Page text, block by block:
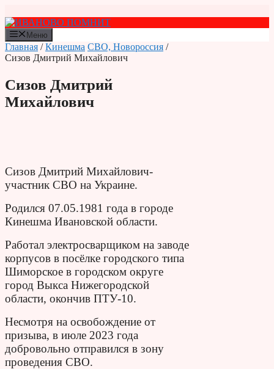
к
содержимому
Меню
Главная /Кинешма СВО, Новороссия /
Сизов Дмитрий Михайлович
Сизов Дмитрий
Михайлович
Сизов Дмитрий Михайлович-
участник СВО на Украине.
Родился 07.05.1981 года в городе
Кинешма Ивановской области.
Работал электросварщиком на заводе
корпусов в посёлке городского типа
Шиморское в городском округе
город Выкса Нижегородской
области, окончив ПТУ‑10.
Несмотря на освобождение от
призыва, в июле 2023 года
добровольно отправился в зону
проведения СВО.